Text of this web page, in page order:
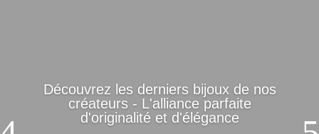
Découvrez les derniers bijoux de nos
créateurs - L'alliance parfaite
d'originalité et d'élégance